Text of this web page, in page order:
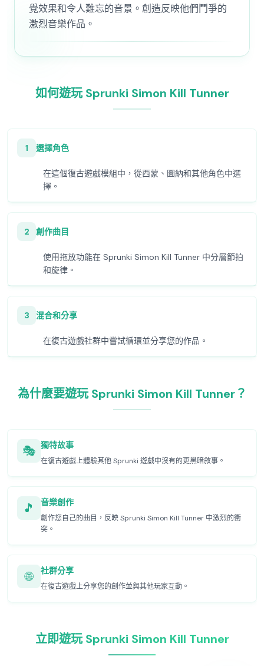
覺效果和令人難忘的音景。創造反映他們鬥爭的
激烈音樂作品。
如何遊玩 Sprunki Simon Kill Tunner
1 選擇角色
在這個復古遊戲模組中，從西蒙、圖納和其他角色中選
擇。
2 創作曲目
使用拖放功能在 Sprunki Simon Kill Tunner 中分層節拍
和旋律。
3 混合和分享
在復古遊戲社群中嘗試循環並分享您的作品。
為什麼要遊玩 Sprunki Simon Kill Tunner？
🎭 獨特故事
在復古遊戲上體驗其他 Sprunki 遊戲中沒有的更黑暗敘事。
🎵 音樂創作
創作您自己的曲目，反映 Sprunki Simon Kill Tunner 中激烈的衝
突。
🌐 社群分享
在復古遊戲上分享您的創作並與其他玩家互動。
立即遊玩 Sprunki Simon Kill Tunner